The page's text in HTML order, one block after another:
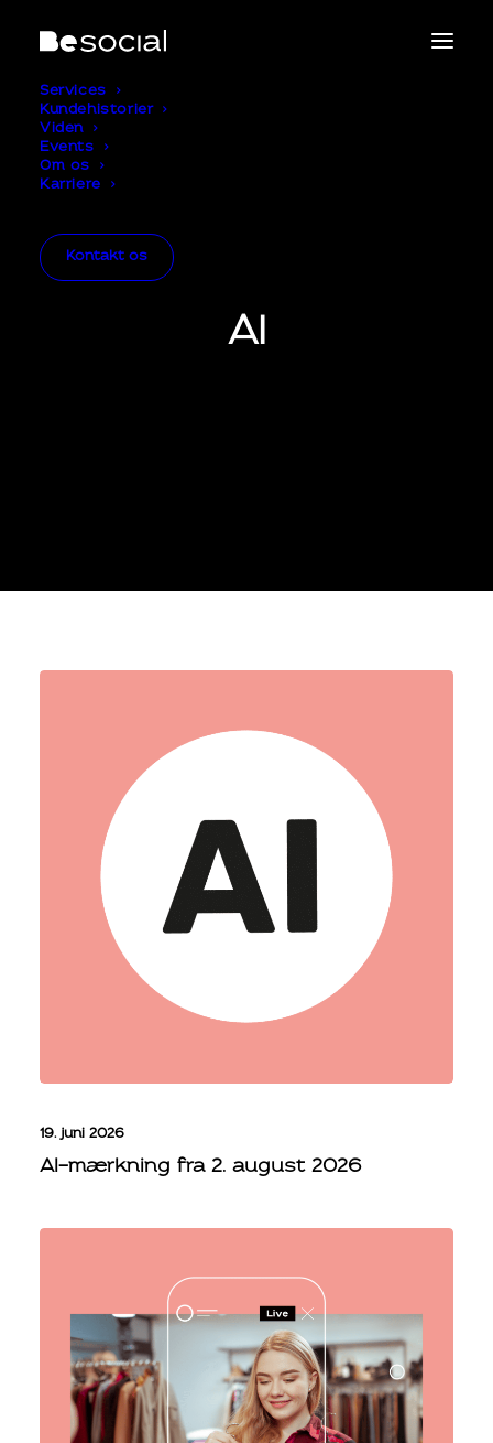
Services
Kundehistorier
Viden
Events
Om os
Karriere
Kontakt os
AI
19. juni 2026
AI-mærkning fra 2. august 2026